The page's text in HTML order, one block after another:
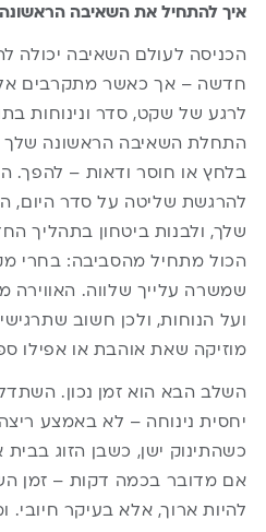
איך להתחיל את השאיבה
הכניסה לעולם השאיבה יכולה
חדשה – אך כאשר מתקרבים
לרגע של שקט, סדר ונינוחות
התחלת השאיבה הראשונה שלך
בלחץ או חוסר ודאות – להפך.
להרגשת שליטה על סדר היום,
שלך, ולבנות ביטחון בתהליך
הכול מתחיל מהסביבה: בחרי
שמשרה עלייך שלווה. האווירה
ועל הנוחות, ולכן חשוב
מוזיקה שאת אוהבת או אפילו
השלב הבא הוא זמן נכון.
יחסית נינוחה – לא באמצע
כשהתינוק ישן, כשבן הזוג
אם מדובר בכמה דקות – זמן
להיות ארוך, אלא בעיקר